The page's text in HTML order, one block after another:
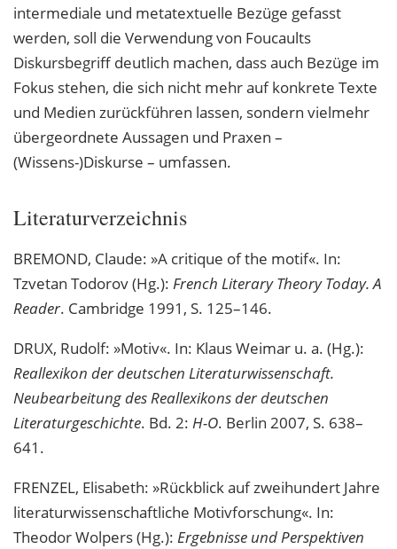
intermediale und metatextuelle Bezüge gefasst
werden, soll die Verwendung von Foucaults
Diskursbegriff deutlich machen, dass auch Bezüge im
Fokus stehen, die sich nicht mehr auf konkrete Texte
und Medien zurückführen lassen, sondern vielmehr
übergeordnete Aussagen und Praxen –
(Wissens-)Diskurse – umfassen.
Literaturverzeichnis
BREMOND, Claude: »A critique of the motif«. In:
Tzvetan Todorov (Hg.): French Literary Theory Today. A
Reader. Cambridge 1991, S. 125–146.
DRUX, Rudolf: »Motiv«. In: Klaus Weimar u. a. (Hg.):
Reallexikon der deutschen Literaturwissenschaft.
Neubearbeitung des Reallexikons der deutschen
Literaturgeschichte. Bd. 2: H-O. Berlin 2007, S. 638–
641.
FRENZEL, Elisabeth: »Rückblick auf zweihundert Jahre
literaturwissenschaftliche Motivforschung«. In:
Theodor Wolpers (Hg.): Ergebnisse und Perspektiven